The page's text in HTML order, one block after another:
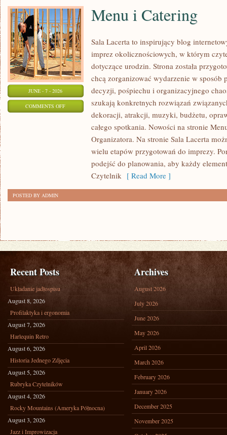
JUNE - 7 - 2026
COMMENTS OFFON
Menu i Catering
Sala Lacerta to inspirujący blog
imprez okolicznościowych, w którym
dotyczące urodzin. Strona została
chcą zorganizować wydarzenie w sposób
decyzji, pośpiechu i organizacyjnego
szukają konkretnych rozwiązań
dekoracji, atrakcji, muzyki, budżetu,
całego spotkania. Nowości na stronie
Organizatora. Na stronie Sala Lacerta
wielu etapów przygotowań do imprezy.
podejść do planowania, aby każdy
Czytelnik [ Read More ]
POSTED BY ADMIN
Recent Posts
Układanie jadłospisu
August 8, 2026
Profilaktyka i ergonomia
August 7, 2026
Harlequin Retro
August 6, 2026
Historia Jednego Zdjęcia
August 5, 2026
Rubryka Czytelników
August 4, 2026
Rocky Mountains (Ameryka Północna)
August 3, 2026
Jazz i Improwizacja
Archives
August 2026
July 2026
June 2026
May 2026
April 2026
March 2026
February 2026
January 2026
December 2025
November 2025